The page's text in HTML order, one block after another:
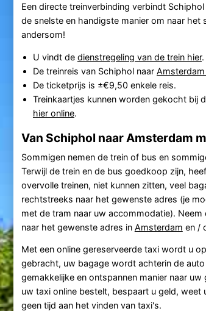
Een directe treinverbinding verbindt
de snelste en handigste manier om naar het
andersom!
U vindt de dienstregeling van de trein hier.
De treinreis van Schiphol naar
De ticketprijs is ±€9,50 enkele reis.
Treinkaartjes kunnen worden gekocht bij
hier online.
Van Schiphol naar Amsterdam
Sommigen nemen de trein of bus en
Terwijl de trein en de bus goedkoop zijn,
overvolle treinen, niet kunnen zitten, veel
rechtstreeks naar het gewenste adres (je
met de tram naar uw accommodatie).
naar het gewenste adres in Amsterdam en /
Met een online gereserveerde taxi wordt u
gebracht, uw bagage wordt achterin de
gemakkelijke en ontspannen manier naar
uw taxi online bestelt, bespaart u geld,
geen tijd aan het vinden van taxi's.